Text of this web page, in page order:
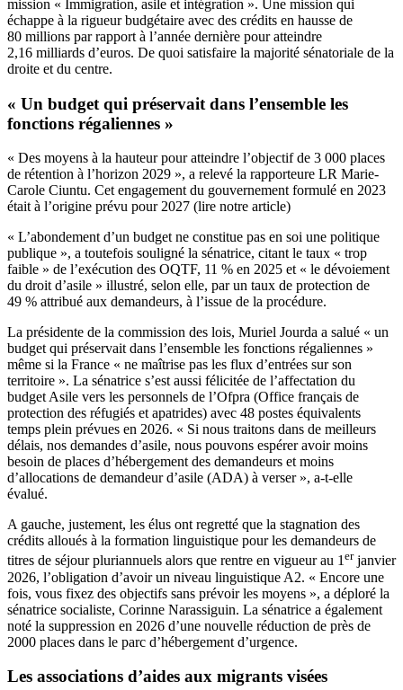
mission « Immigration, asile et intégration ». Une mission qui
échappe à la rigueur budgétaire avec des crédits en hausse de
80 millions par rapport à l’année dernière pour atteindre
2,16 milliards d’euros. De quoi satisfaire la majorité sénatoriale de la
droite et du centre.
« Un budget qui préservait dans l’ensemble les
fonctions régaliennes »
« Des moyens à la hauteur pour atteindre l’objectif de 3 000 places
de rétention à l’horizon 2029 », a relevé la rapporteure LR Marie-
Carole Ciuntu. Cet engagement du gouvernement formulé en 2023
était à l’origine prévu pour 2027 (lire notre article)
« L’abondement d’un budget ne constitue pas en soi une politique
publique », a toutefois souligné la sénatrice, citant le taux « trop
faible » de l’exécution des OQTF, 11 % en 2025 et « le dévoiement
du droit d’asile » illustré, selon elle, par un taux de protection de
49 % attribué aux demandeurs, à l’issue de la procédure.
La présidente de la commission des lois, Muriel Jourda a salué « un
budget qui préservait dans l’ensemble les fonctions régaliennes »
même si la France « ne maîtrise pas les flux d’entrées sur son
territoire ». La sénatrice s’est aussi félicitée de l’affectation du
budget Asile vers les personnels de l’Ofpra (Office français de
protection des réfugiés et apatrides) avec 48 postes équivalents
temps plein prévues en 2026. « Si nous traitons dans de meilleurs
délais, nos demandes d’asile, nous pouvons espérer avoir moins
besoin de places d’hébergement des demandeurs et moins
d’allocations de demandeur d’asile (ADA) à verser », a-t-elle
évalué.
A gauche, justement, les élus ont regretté que la stagnation des
crédits alloués à la formation linguistique pour les demandeurs de
titres de séjour pluriannuels alors que rentre en vigueur au 1erjanvier
2026, l’obligation d’avoir un niveau linguistique A2. « Encore une
fois, vous fixez des objectifs sans prévoir les moyens », a déploré la
sénatrice socialiste, Corinne Narassiguin. La sénatrice a également
noté la suppression en 2026 d’une nouvelle réduction de près de
2000 places dans le parc d’hébergement d’urgence.
Les associations d’aides aux migrants visées